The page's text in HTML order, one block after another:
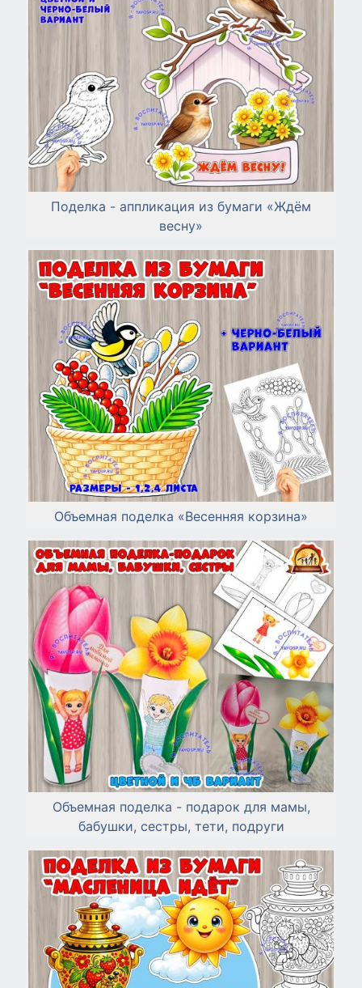
Поделка - аппликация из бумаги «Ждём
весну»
Объемная поделка «Весенняя корзина»
Объемная поделка - подарок для мамы,
бабушки, сестры, тети, подруги